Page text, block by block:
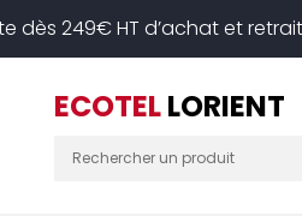
dès 249€ HT d’achat et
ECOTELLORIENT
des cookies